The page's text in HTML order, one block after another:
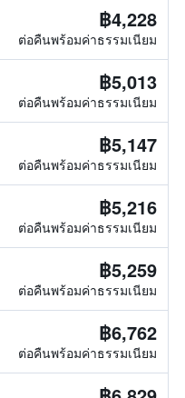
฿4,228
ต่อคืนพร้อมค่าธรรมเนียม
฿5,013
ต่อคืนพร้อมค่าธรรมเนียม
฿5,147
ต่อคืนพร้อมค่าธรรมเนียม
฿5,216
ต่อคืนพร้อมค่าธรรมเนียม
฿5,259
ต่อคืนพร้อมค่าธรรมเนียม
฿6,762
ต่อคืนพร้อมค่าธรรมเนียม